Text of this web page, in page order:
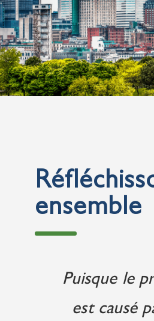
ensemble
Puisque le
est causé